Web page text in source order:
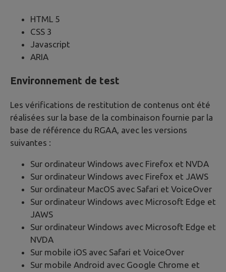
HTML 5
CSS 3
Javascript
ARIA
Environnement de test
Les vérifications de restitution de contenus ont été
réalisées sur la base de la combinaison fournie par la
base de référence du RGAA, avec les versions
suivantes :
Sur ordinateur Windows avec Firefox et NVDA
Sur ordinateur Windows avec Firefox et JAWS
Sur ordinateur MacOS avec Safari et VoiceOver
Sur ordinateur Windows avec Microsoft Edge et
JAWS
Sur ordinateur Windows avec Microsoft Edge et
NVDA
Sur mobile iOS avec Safari et VoiceOver
Sur mobile Android avec Google Chrome et